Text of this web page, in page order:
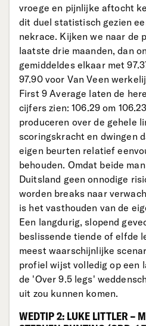
vroege en pijnlijke aftocht
dit duel statistisch gezien
nekrace. Kijken we naar de
laatste drie maanden, dan
gemiddeldes elkaar met
97.90 voor Van Veen
First 9 Average laten de
cijfers zien: 106.29 om
produceren over de gehele
scoringskracht en dwingen
eigen beurten relatief
behouden. Omdat beide
Duitsland geen onnodige
worden breaks naar
is het vasthouden van de
Een langdurig, slopend
beslissende tiende of elfde
meest waarschijnlijke
profiel wijst volledig op een
de 'Over 9.5 legs'
uit zou kunnen komen.
WEDTIP 2: LUKE LITTLER –